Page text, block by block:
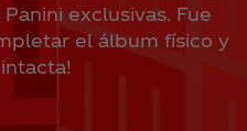
exclusivas. Fue
el álbum físico y